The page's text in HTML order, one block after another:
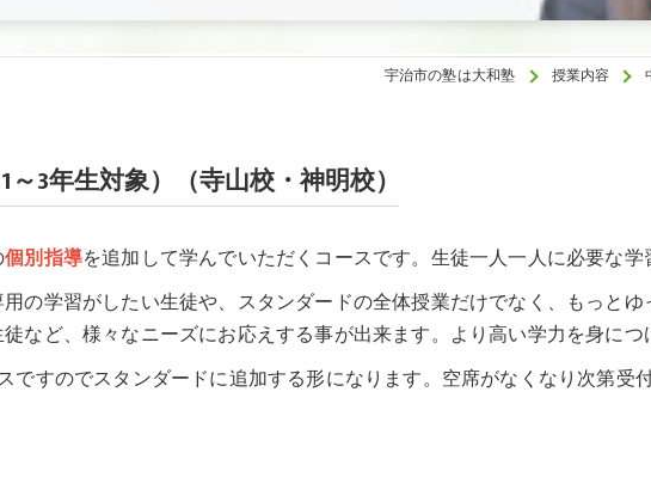
宇治市の塾は大和塾 授業内容
3年生対象）（寺山校・神明校）
個別指導を追加して学んでいただくコースです。生徒一人一人に必要な学
の学習がしたい生徒や、スタンダードの全体授業だけでなく、もっと
など、様々なニーズにお応えする事が出来ます。より高い学力を身につ
ですのでスタンダードに追加する形になります。空席がなくなり次第受